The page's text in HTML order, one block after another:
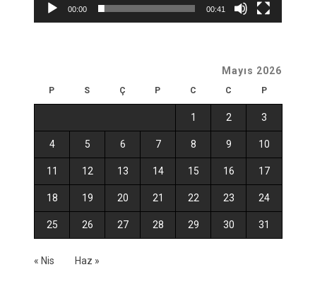
00:00 00:41
Mayıs 2026
P S Ç P C C P
1 2 3
4 5 6 7 8 9 10
11 12 13 14 15 16 17
18 19 20 21 22 23 24
25 26 27 28 29 30 31
« Nis Haz »